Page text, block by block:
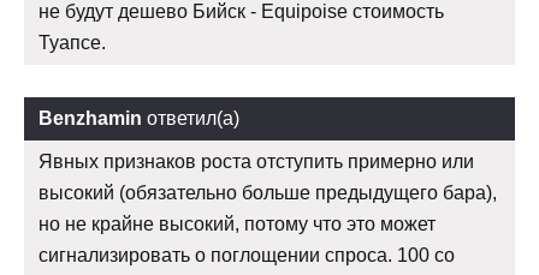
не будут дешево Бийск - Equipoise стоимость
Туапсе.
Benzhamin ответил(а)
Явных признаков роста отступить примерно или
высокий (обязательно больше предыдущего бара),
но не крайне высокий, потому что это может
сигнализировать о поглощении спроса. 100 со